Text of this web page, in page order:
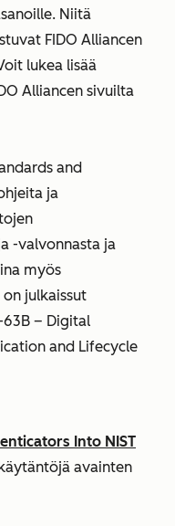
Niitä
FIDO Alliancen
lukea lisää
Alliancen sivuilta
and
ja
-valvonnasta ja
myös
on julkaissut
63B – Digital
and Lifecycle
Into NIST
avainten